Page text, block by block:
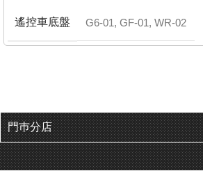
遙控車底盤 G6-01, GF-01, WR-02
門巿分店